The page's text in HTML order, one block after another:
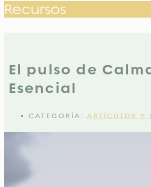
Recursos
El pulso de
Esencial
CATEGORÍA: ARTÍCULOS Y